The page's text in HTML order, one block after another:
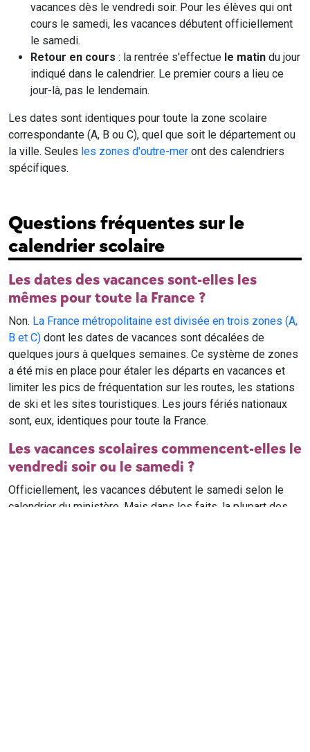
vacances dès le vendredi soir. Pour les élèves qui ont
cours le samedi, les vacances débutent officiellement
le samedi.
Retour en cours : la rentrée s'effectue le matin du jour
indiqué dans le calendrier. Le premier cours a lieu ce
jour-là, pas le lendemain.
Les dates sont identiques pour toute la zone scolaire
correspondante (A, B ou C), quel que soit le département ou
la ville. Seules les zones d'outre-mer ont des calendriers
spécifiques.
Questions fréquentes sur le
calendrier scolaire
Les dates des vacances sont-elles les
mêmes pour toute la France ?
Non. La France métropolitaine est divisée en trois zones (A,
B et C) dont les dates de vacances sont décalées de
quelques jours à quelques semaines. Ce système de zones
a été mis en place pour étaler les départs en vacances et
limiter les pics de fréquentation sur les routes, les stations
de ski et les sites touristiques. Les jours fériés nationaux
sont, eux, identiques pour toute la France.
Les vacances scolaires commencent-elles le
vendredi soir ou le samedi ?
Officiellement, les vacances débutent le samedi selon le
calendrier du ministère. Mais dans les faits, la plupart des